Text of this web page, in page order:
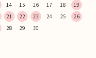
14 15 16 17 18
19
21 22 23 24 25
26
28 29 30